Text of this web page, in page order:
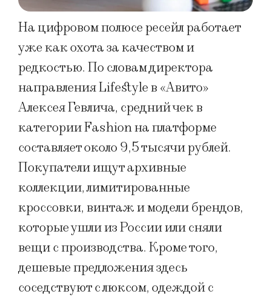
На цифровом полюсе ресейл работает
уже как охота за качеством и
редкостью. По словам директора
направления Lifestyle в «Авито»
Алексея Гевлича, средний чек в
категории Fashion на платформе
составляет около 9,5 тысячи рублей.
Покупатели ищут архивные
коллекции, лимитированные
кроссовки, винтаж и модели брендов,
которые ушли из России или сняли
вещи с производства. Кроме того,
дешевые предложения здесь
соседствуют с люксом, одеждой с